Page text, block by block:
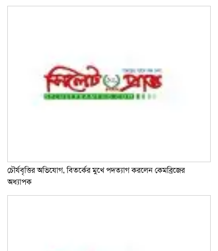
চৌর্যবৃত্তির অভিযোগ, বিতর্কের মুখে পদত্যাগ করলেন কেমব্রিজের
অধ্যাপক